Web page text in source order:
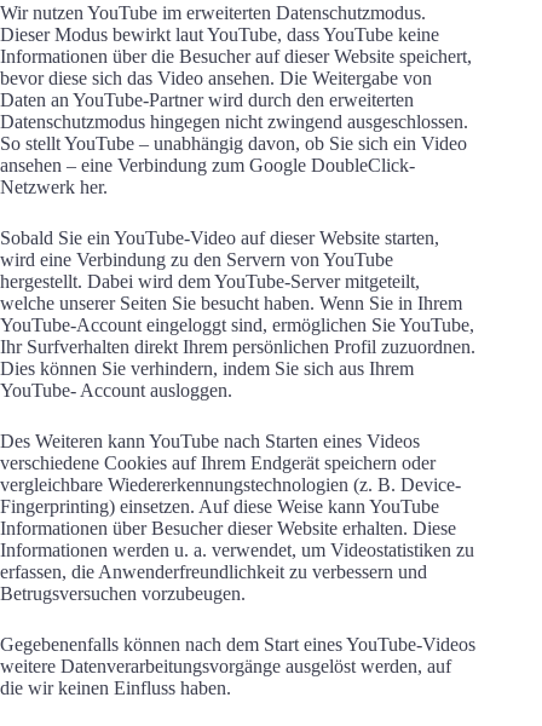
Wir nutzen YouTube im erweiterten Datenschutzmodus.
Dieser Modus bewirkt laut YouTube, dass YouTube keine
Informationen über die Besucher auf dieser Website speichert,
bevor diese sich das Video ansehen. Die Weitergabe von
Daten an YouTube-Partner wird durch den erweiterten
Datenschutzmodus hingegen nicht zwingend ausgeschlossen.
So stellt YouTube – unabhängig davon, ob Sie sich ein Video
ansehen – eine Verbindung zum Google DoubleClick-
Netzwerk her.
Sobald Sie ein YouTube-Video auf dieser Website starten,
wird eine Verbindung zu den Servern von YouTube
hergestellt. Dabei wird dem YouTube-Server mitgeteilt,
welche unserer Seiten Sie besucht haben. Wenn Sie in Ihrem
YouTube-Account eingeloggt sind, ermöglichen Sie YouTube,
Ihr Surfverhalten direkt Ihrem persönlichen Profil zuzuordnen.
Dies können Sie verhindern, indem Sie sich aus Ihrem
YouTube- Account ausloggen.
Des Weiteren kann YouTube nach Starten eines Videos
verschiedene Cookies auf Ihrem Endgerät speichern oder
vergleichbare Wiedererkennungstechnologien (z. B. Device-
Fingerprinting) einsetzen. Auf diese Weise kann YouTube
Informationen über Besucher dieser Website erhalten. Diese
Informationen werden u. a. verwendet, um Videostatistiken zu
erfassen, die Anwenderfreundlichkeit zu verbessern und
Betrugsversuchen vorzubeugen.
Gegebenenfalls können nach dem Start eines YouTube-Videos
weitere Datenverarbeitungsvorgänge ausgelöst werden, auf
die wir keinen Einfluss haben.